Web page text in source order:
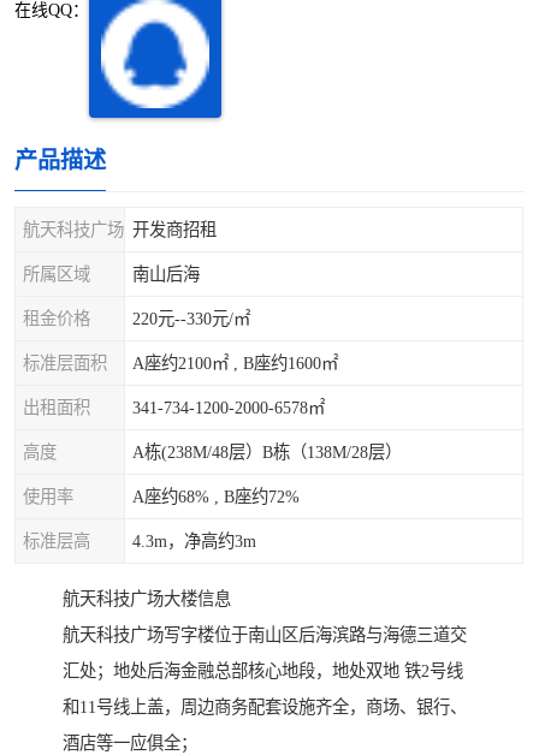
在线QQ：
产品描述
航天科技广场 开发商招租
所属区域 南山后海
租金价格 220元--330元/㎡
标准层面积 A座约2100㎡ , B座约1600㎡
出租面积 341-734-1200-2000-6578㎡
高度 A栋(238M/48层）B栋（138M/28层）
使用率 A座约68% , B座约72%
标准层高 4.3m，净高约3m
航天科技广场大楼信息
航天科技广场写字楼位于南山区后海滨路与海德三道交
汇处；地处后海金融总部核心地段，地处双地 铁2号线
和11号线上盖，周边商务配套设施齐全，商场、银行、
酒店等一应俱全；
龙岗区
光明区
龙华观澜